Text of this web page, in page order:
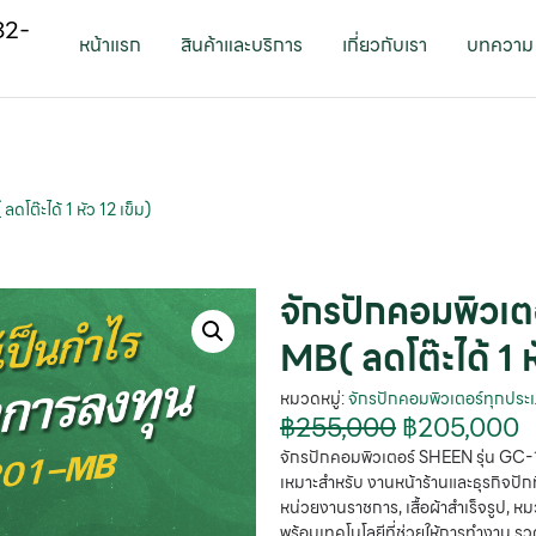
หน้าแรก สินค้าและบริการ เกี่ยวกับเรา บทความ
โต๊ะได้ 1 หัว 12 เข็ม)
จักรปักคอมพิวเ
MB( ลดโต๊ะได้ 1
หมวดหมู่:จักรปักคอมพิวเตอร์ทุกประ
฿255,000฿205,000
จักรปักคอมพิวเตอร์ SHEEN รุ่น
เหมาะสำหรับ งานหน้าร้านและธุรกิจ
หน่วยงานราชการ, เสื้อผ้าสำเร็จรูป,